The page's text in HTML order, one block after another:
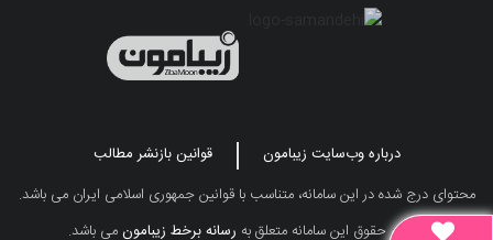
درباره وب‌سایت زیبامون
قوانین بازنشر مطالب
محتوای درج شده در این سامانه، متناسب با قوانین جمهوری اسلامی ایران می باشد.
تمامی حقوق این سامانه متعلق به رسانه برخط زیبامونمی باشد.